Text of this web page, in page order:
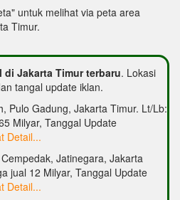
untuk melihat via peta area
Timur.
Jakarta Timur terbaru. Lokasi
tangal update iklan.
Pulo Gadung, Jakarta Timur. Lt/Lb:
Milyar, Tanggal Update
Detail...
Jatinegara, Jakarta
jual 12 Milyar, Tanggal Update
Detail...